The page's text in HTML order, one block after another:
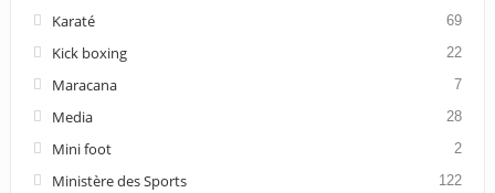
Karaté 69
Kick boxing 22
Maracana 7
Media 28
Mini foot 2
Ministère des Sports 122